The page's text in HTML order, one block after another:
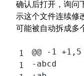
确认后打开，询问
示这个文件连续修
可能被自动拆成多
@@ -1 +1,5
-abcd